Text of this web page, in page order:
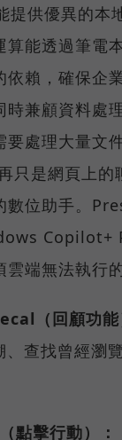
提供優異的本
算能透過筆電
依賴，確保企
時兼顧資料處
要處理大量文
只是網頁上的
數位助手。
Copilot+
端無法執行
（回顧功能
、查找曾經瀏
點擊行動）：